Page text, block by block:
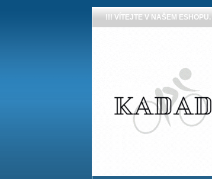
!!! VÍTEJTE V NAŠEM